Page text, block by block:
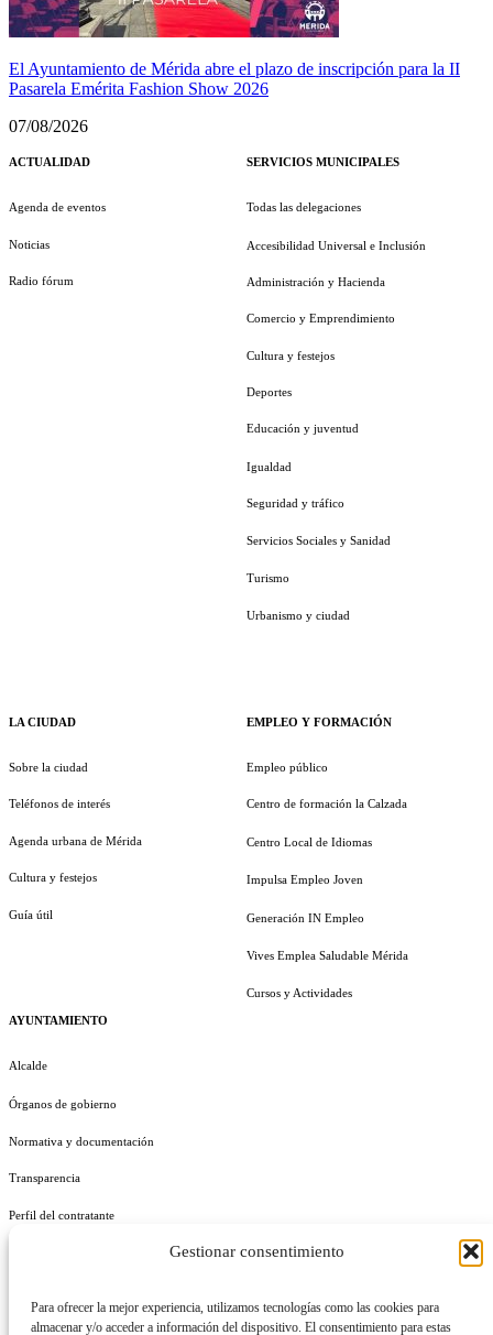
Gestionar consentimiento
Para ofrecer la mejor experiencia, utilizamos tecnologías como las cookies para
almacenar y/o acceder a información del dispositivo. El consentimiento para estas
El Ayuntamiento de Mérida abre el plazo de inscripción para la II
Pasarela Emérita Fashion Show 2026
07/08/2026
ACTUALIDAD
Agenda de eventos
Noticias
Radio fórum
LA CIUDAD
Sobre la ciudad
Teléfonos de interés
Agenda urbana de Mérida
Cultura y festejos
Guía útil
AYUNTAMIENTO
Alcalde
Órganos de gobierno
Normativa y documentación
Transparencia
Perfil del contratante
SERVICIOS MUNICIPALES
Todas las delegaciones
Accesibilidad Universal e Inclusión
Administración y Hacienda
Comercio y Emprendimiento
Cultura y festejos
Deportes
Educación y juventud
Igualdad
Seguridad y tráfico
Servicios Sociales y Sanidad
Turismo
Urbanismo y ciudad
EMPLEO Y FORMACIÓN
Empleo público
Centro de formación la Calzada
Centro Local de Idiomas
Impulsa Empleo Joven
Generación IN Empleo
Vives Emplea Saludable Mérida
Cursos y Actividades